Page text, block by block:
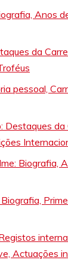
Anos
da
pessoal,
Destaques da
Biografia,
Actuações